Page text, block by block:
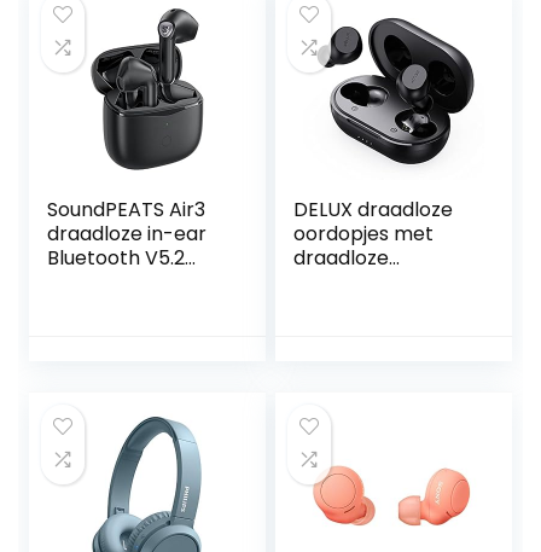
Wireless Earbuds
Earphones
Ingebouwde Mic,
Waterdicht en
ENC, Zwart
Oortelefoon, IP55
Zweetbestendig,
32+ Uur Speeltijd –
In Ear
Hoofdtelefoon,
Grafiet
SoundPEATS Air3
draadloze in-ear
Bluetooth V5.2
TrueWireless
Mirroring Tech, in-
Ear Detection,
Mode(zwart)
DELUX draadloze
oordopjes met
draadloze
Ingebouwde
microfoon
Headset Premium
geluid met diepe
bas voor sport,